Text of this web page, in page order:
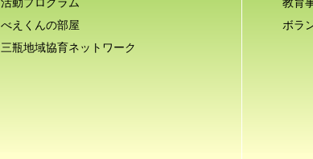
べえくんの部屋
三瓶地域協育ネットワーク
ボラ